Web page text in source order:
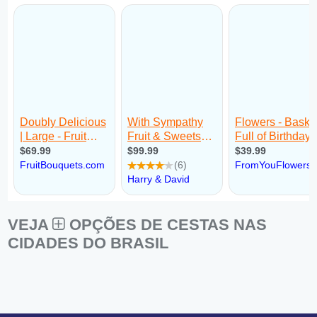
VEJA
OPÇÕES DE CESTAS NAS
CIDADES DO BRASIL